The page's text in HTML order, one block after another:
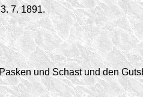
7. 1891.
und Schast und den